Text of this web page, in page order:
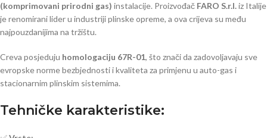
(komprimovani prirodni gas) instalacije. Proizvođač FARO S.r.l.iz Italije
je renomirani lider u industriji plinske opreme, a ova crijeva su među
najpouzdanijima na tržištu.
Creva posjeduju homologaciju 67R-01, što znači da zadovoljavaju sve
evropske norme bezbjednosti i kvaliteta za primjenu u auto-gas i
stacionarnim plinskim sistemima.
Tehničke karakteristike: